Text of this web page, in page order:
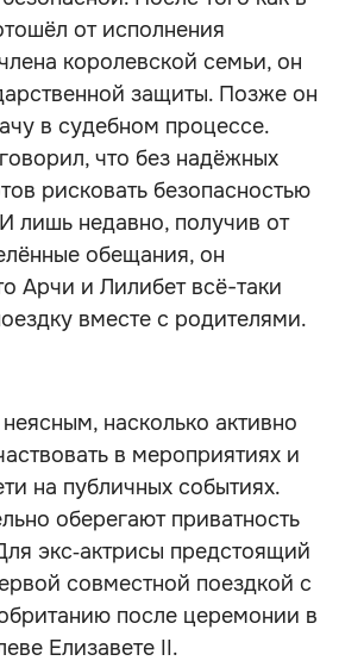
от исполнения
королевской семьи, он
защиты. Позже он
в судебном процессе.
что без надёжных
рисковать безопасностью
лишь недавно, получив от
обещания, он
Арчи и Лилибет всё-таки
вместе с родителями.
насколько активно
в мероприятиях и
на публичных событиях.
оберегают приватность
экс‑актрисы предстоящий
совместной поездкой с
после церемонии в
Елизавете II.